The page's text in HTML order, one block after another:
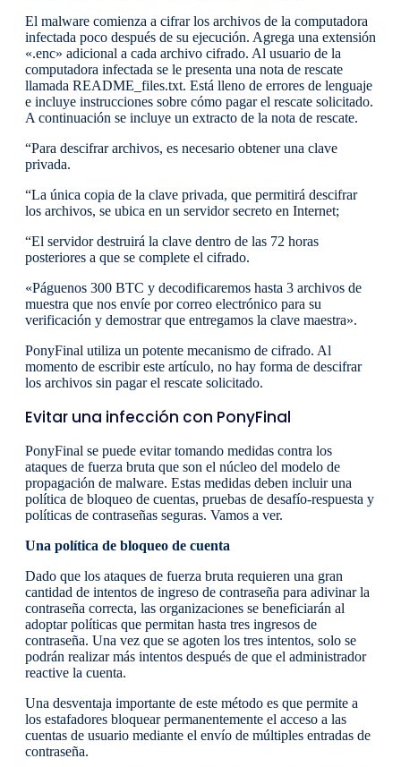
El malware comienza a cifrar los archivos de la computadora
infectada poco después de su ejecución. Agrega una extensión
«.enc» adicional a cada archivo cifrado. Al usuario de la
computadora infectada se le presenta una nota de rescate
llamada README_files.txt. Está lleno de errores de lenguaje
e incluye instrucciones sobre cómo pagar el rescate solicitado.
A continuación se incluye un extracto de la nota de rescate.
“Para descifrar archivos, es necesario obtener una clave
privada.
“La única copia de la clave privada, que permitirá descifrar
los archivos, se ubica en un servidor secreto en Internet;
“El servidor destruirá la clave dentro de las 72 horas
posteriores a que se complete el cifrado.
«Páguenos 300 BTC y decodificaremos hasta 3 archivos de
muestra que nos envíe por correo electrónico para su
verificación y demostrar que entregamos la clave maestra».
PonyFinal utiliza un potente mecanismo de cifrado. Al
momento de escribir este artículo, no hay forma de descifrar
los archivos sin pagar el rescate solicitado.
Evitar una infección con PonyFinal
PonyFinal se puede evitar tomando medidas contra los
ataques de fuerza bruta que son el núcleo del modelo de
propagación de malware. Estas medidas deben incluir una
política de bloqueo de cuentas, pruebas de desafío-respuesta y
políticas de contraseñas seguras. Vamos a ver.
Una política de bloqueo de cuenta
Dado que los ataques de fuerza bruta requieren una gran
cantidad de intentos de ingreso de contraseña para adivinar la
contraseña correcta, las organizaciones se beneficiarán al
adoptar políticas que permitan hasta tres ingresos de
contraseña. Una vez que se agoten los tres intentos, solo se
podrán realizar más intentos después de que el administrador
reactive la cuenta.
Una desventaja importante de este método es que permite a
los estafadores bloquear permanentemente el acceso a las
cuentas de usuario mediante el envío de múltiples entradas de
contraseña.